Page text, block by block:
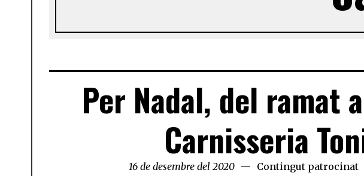
Per Nadal, del ramat
Carnisseria
16 de desembre del 2020 Contingut patrocinat